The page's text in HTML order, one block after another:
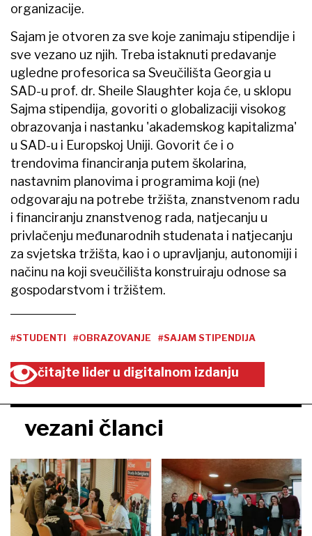
organizacije.
Sajam je otvoren za sve koje zanimaju stipendije i
sve vezano uz njih. Treba istaknuti predavanje
ugledne profesorica sa Sveučilišta Georgia u
SAD-u prof. dr. Sheile Slaughter koja će, u sklopu
Sajma stipendija, govoriti o globalizaciji visokog
obrazovanja i nastanku 'akademskog kapitalizma'
u SAD-u i Europskoj Uniji. Govorit će i o
trendovima financiranja putem školarina,
nastavnim planovima i programima koji (ne)
odgovaraju na potrebe tržišta, znanstvenom radu
i financiranju znanstvenog rada, natjecanju u
privlačenju međunarodnih studenata i natjecanju
za svjetska tržišta, kao i o upravljanju, autonomiji i
načinu na koji sveučilišta konstruiraju odnose sa
gospodarstvom i tržištem.
#STUDENTI #OBRAZOVANJE #SAJAM STIPENDIJA
čitajte lider u digitalnom izdanju
vezani članci